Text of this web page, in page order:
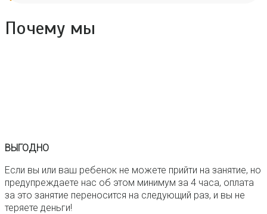
Почему мы
ВЫГОДНО
Если вы или ваш ребенок не можете прийти на занятие, но
предупреждаете нас об этом минимум за 4 часа, оплата
за это занятие переносится на следующий раз, и вы не
теряете деньги!